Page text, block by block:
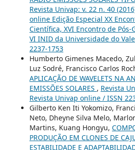
Revista Univap: v. 22 n. 40
online Edição Especial XX
Científica, XVI Encontro de Pós-
VI INID da Universidade do
2237-1753
Humberto Gimenes Macedo,
Luz Sodré, Francisco Carlos
APLICAÇÃO DE WAVELETS NA
EMISSÕES SOLARES , Revista
Revista Univap online / ISSN
Gilberto Ken Iti Yokomizo,
Neto, Dheyne Silva Melo,
Martins, Kuang Hongyu,
PRODUÇÃO EM CLONES DE
ESTABILIDADE E